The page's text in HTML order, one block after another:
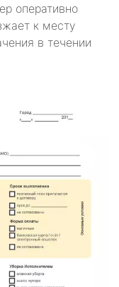
оперативно
к месту
в течении